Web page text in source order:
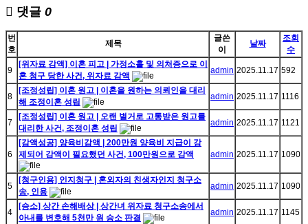
댓글 0
번
호
제목
글쓴
이
날짜
조회
수
9
[위자료 감액] 이혼 피고 | 가정소홀 및 의처증으로 이
혼 청구 당한 사건, 위자료 감액
admin 2025.11.17 592
8
[조정성립] 이혼 원고 | 이혼을 원하는 의뢰인을 대리
해 조정이혼 성립
admin 2025.11.17 1116
7
[조정성립] 이혼 원고 | 오랜 별거로 고통받은 원고를
대리한 사건, 조정이혼 성립
admin 2025.11.17 1121
6
[감액성공] 양육비감액 | 200만원 양육비 지급이 강
제되어 감액이 필요했던 사건, 100만원으로 감액
admin 2025.11.17 1090
5
[청구인용] 인지청구 | 혼외자의 친생자인지 청구소
송, 인용
admin 2025.11.17 1090
4
[승소] 상간 손해배상 | 상간녀 위자료 청구소송에서
아내를 변호해 5천만 원 승소 판결
admin 2025.11.17 1145